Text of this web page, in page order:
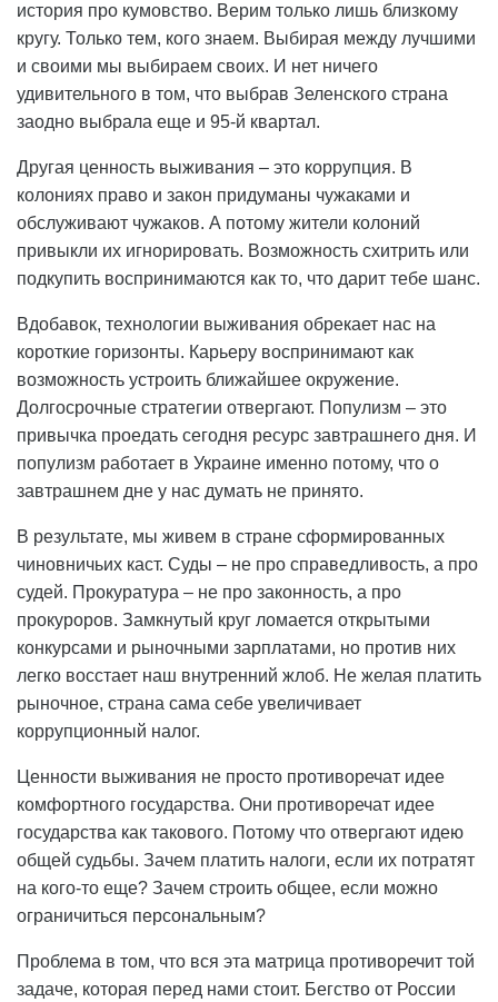
история про кумовство. Верим только лишь близкому
кругу. Только тем, кого знаем. Выбирая между лучшими
и своими мы выбираем своих. И нет ничего
удивительного в том, что выбрав Зеленского страна
заодно выбрала еще и 95-й квартал.
Другая ценность выживания – это коррупция. В
колониях право и закон придуманы чужаками и
обслуживают чужаков. А потому жители колоний
привыкли их игнорировать. Возможность схитрить или
подкупить воспринимаются как то, что дарит тебе шанс.
Вдобавок, технологии выживания обрекает нас на
короткие горизонты. Карьеру воспринимают как
возможность устроить ближайшее окружение.
Долгосрочные стратегии отвергают. Популизм – это
привычка проедать сегодня ресурс завтрашнего дня. И
популизм работает в Украине именно потому, что о
завтрашнем дне у нас думать не принято.
В результате, мы живем в стране сформированных
чиновничьих каст. Суды – не про справедливость, а про
судей. Прокуратура – не про законность, а про
прокуроров. Замкнутый круг ломается открытыми
конкурсами и рыночными зарплатами, но против них
легко восстает наш внутренний жлоб. Не желая платить
рыночное, страна сама себе увеличивает
коррупционный налог.
Ценности выживания не просто противоречат идее
комфортного государства. Они противоречат идее
государства как такового. Потому что отвергают идею
общей судьбы. Зачем платить налоги, если их потратят
на кого-то еще? Зачем строить общее, если можно
ограничиться персональным?
Проблема в том, что вся эта матрица противоречит той
задаче, которая перед нами стоит. Бегство от России